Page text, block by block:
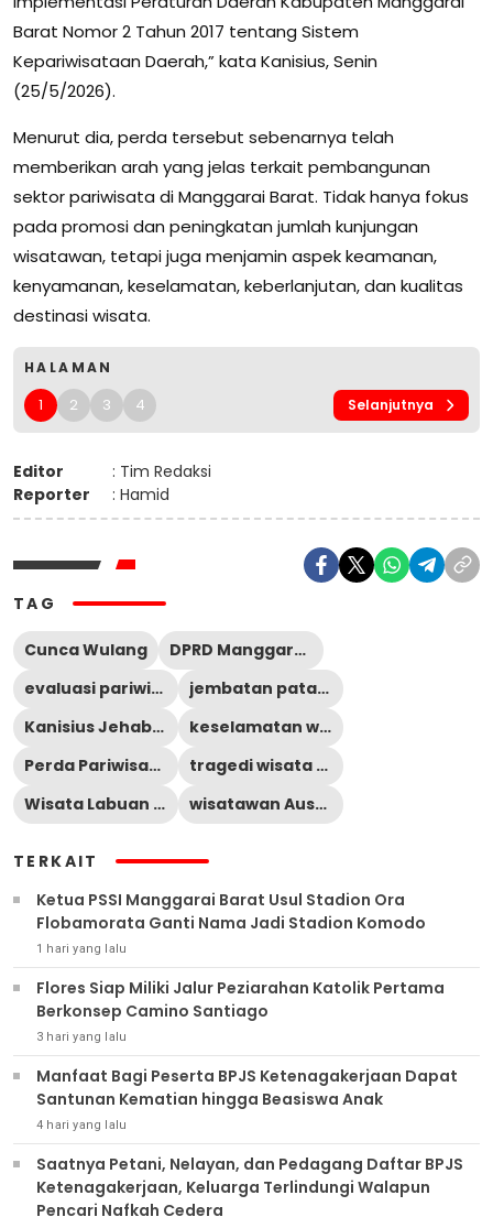
Barat Nomor 2 Tahun 2017 tentang Sistem
Kepariwisataan Daerah,” kata Kanisius, Senin
(25/5/2026).
Menurut dia, perda tersebut sebenarnya telah
memberikan arah yang jelas terkait pembangunan
sektor pariwisata di Manggarai Barat. Tidak hanya fokus
pada promosi dan peningkatan jumlah kunjungan
wisatawan, tetapi juga menjamin aspek keamanan,
kenyamanan, keselamatan, keberlanjutan, dan kualitas
destinasi wisata.
HALAMAN
1 2 3 4 Selanjutnya
Editor
: Tim Redaksi
Reporter
: Hamid
TAG
Cunca Wulang
DPRD Manggarai Barat
evaluasi pariwisata daerah
jembatan patah Cunca Wulang
Kanisius Jehabut
keselamatan wisata
Perda Pariwisata Manggarai Barat
tragedi wisata Manggarai Barat
Wisata Labuan Bajo
wisatawan Austria meninggal
TERKAIT
Ketua PSSI Manggarai Barat Usul Stadion Ora
Flobamorata Ganti Nama Jadi Stadion Komodo
1 hari yang lalu
Flores Siap Miliki Jalur Peziarahan Katolik Pertama
Berkonsep Camino Santiago
3 hari yang lalu
Manfaat Bagi Peserta BPJS Ketenagakerjaan Dapat
Santunan Kematian hingga Beasiswa Anak
4 hari yang lalu
Saatnya Petani, Nelayan, dan Pedagang Daftar BPJS
Ketenagakerjaan, Keluarga Terlindungi Walapun
Pencari Nafkah Cedera